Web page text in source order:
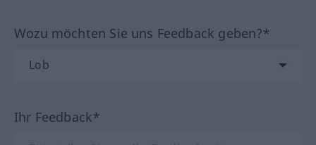
Wozu möchten Sie uns Feedback geben?*
Ihr Feedback*